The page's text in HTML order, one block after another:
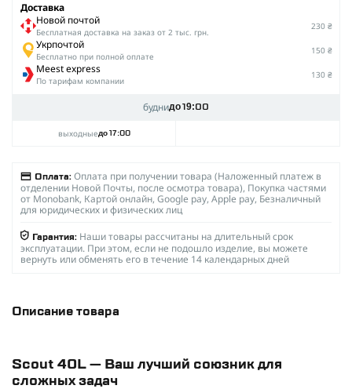
Доставка
Новой почтой
Беcплатная доставка на заказ от 2 тыс. грн.
230 ₴
Укрпочтой
Бесплатно при полной оплате
150 ₴
Meest express
По тарифам компании
130 ₴
буднидо 19:00
выходныедо 17:00
Оплата: Оплата при получении товара (Наложенный платеж в
отделении Новой Почты, после осмотра товара), Покупка частями
от Monobank, Картой онлайн, Google pay, Apple pay, Безналичный
для юридических и физических лиц
Гарантия: Наши товары рассчитаны на длительный срок
эксплуатации. При этом, если не подошло изделие, вы можете
вернуть или обменять его в течение 14 календарных дней
Описание товара
Scout 40L — Ваш лучший союзник для
сложных задач